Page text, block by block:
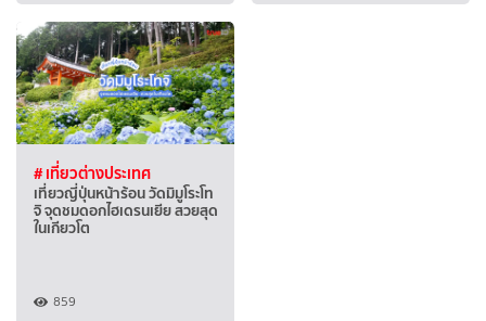
# เที่ยวต่างประเทศ
เที่ยวญี่ปุ่นหน้าร้อน วัดมิมูโระโท
จิ จุดชมดอกไฮเดรนเยีย สวยสุด
ในเกียวโต
859